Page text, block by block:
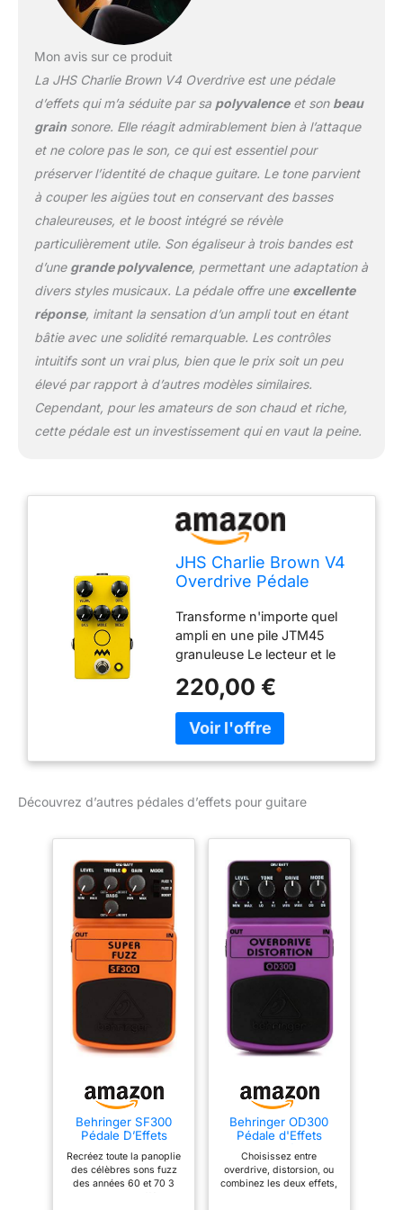
Mon avis sur ce produit
La JHS Charlie Brown V4 Overdrive est une pédale
d’effets qui m’a séduite par sa polyvalenceet son beau
grainsonore. Elle réagit admirablement bien à l’attaque
et ne colore pas le son, ce qui est essentiel pour
préserver l’identité de chaque guitare. Le tone parvient
à couper les aigües tout en conservant des basses
chaleureuses, et le boost intégré se révèle
particulièrement utile. Son égaliseur à trois bandes est
d’une grande polyvalence, permettant une adaptation à
divers styles musicaux. La pédale offre une excellente
réponse, imitant la sensation d’un ampli tout en étant
bâtie avec une solidité remarquable. Les contrôles
intuitifs sont un vrai plus, bien que le prix soit un peu
élevé par rapport à d’autres modèles similaires.
Cependant, pour les amateurs de son chaud et riche,
cette pédale est un investissement qui en vaut la peine.
JHS Charlie Brown V4
Overdrive Pédale
Transforme n'importe quel
ampli en une pile JTM45
granuleuse Le lecteur et le
interagissent de la même
manière qu'une tête d'ampli
de volume maître Affinez
votre ton avec les
commandes pour les basses,
S'empile magnifiquement
pour encore plus de nuances
de grain Alimentation
négative standard 9 V DC,
consomme moins de 100 mA
220,00 €
Découvrez d’autres pédales d’effets pour guitare
Behringer SF300
Pédale D’Effets
Modes
Recréez toute la panoplie
des célèbres sons fuzz
des années 60 et 70 3
Behringer OD300
Pédale d'Effets
on à 2 Modes
Choisissez entre
overdrive, distorsion, ou
combinez les deux effets,